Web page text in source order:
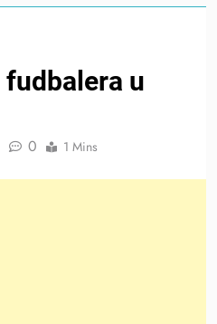
fudbalera u
0 1 Mins